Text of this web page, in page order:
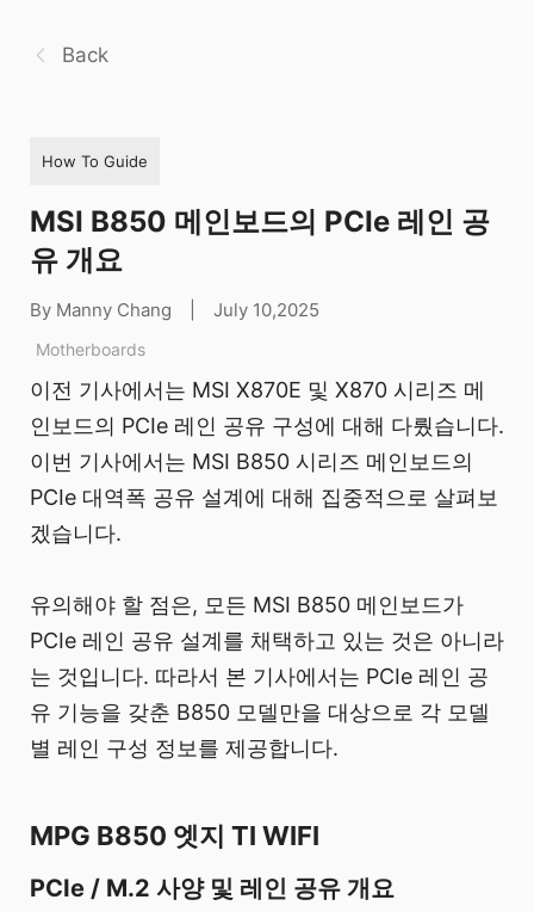
Back
How To Guide
MSI B850 메인보드의 PCIe 레인 공
유 개요
By Manny Chang July 10,2025
Motherboards
이전 기사에서는 MSI X870E 및 X870 시리즈 메
인보드의 PCIe 레인 공유 구성에 대해 다뤘습니다.
이번 기사에서는 MSI B850 시리즈 메인보드의
PCIe 대역폭 공유 설계에 대해 집중적으로 살펴보
겠습니다.
유의해야 할 점은, 모든 MSI B850 메인보드가
PCIe 레인 공유 설계를 채택하고 있는 것은 아니라
는 것입니다. 따라서 본 기사에서는 PCIe 레인 공
유 기능을 갖춘 B850 모델만을 대상으로 각 모델
별 레인 구성 정보를 제공합니다.
MPG B850 엣지 TI WIFI
PCIe / M.2 사양 및 레인 공유 개요